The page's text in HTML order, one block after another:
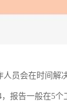
员会在时间解
报告一般在5